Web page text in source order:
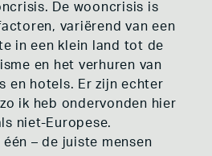
De wooncrisis is
variërend van een
in een klein land tot de
en het verhuren van
en hotels. Er zijn echter
ik heb ondervonden hier
niet-Europese.
– de juiste mensen